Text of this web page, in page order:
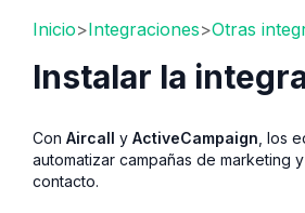
Inicio>Integraciones>Otras
Instalar la
Con Aircall y ActiveCampaign , los
automatizar campañas de marketing
contacto.